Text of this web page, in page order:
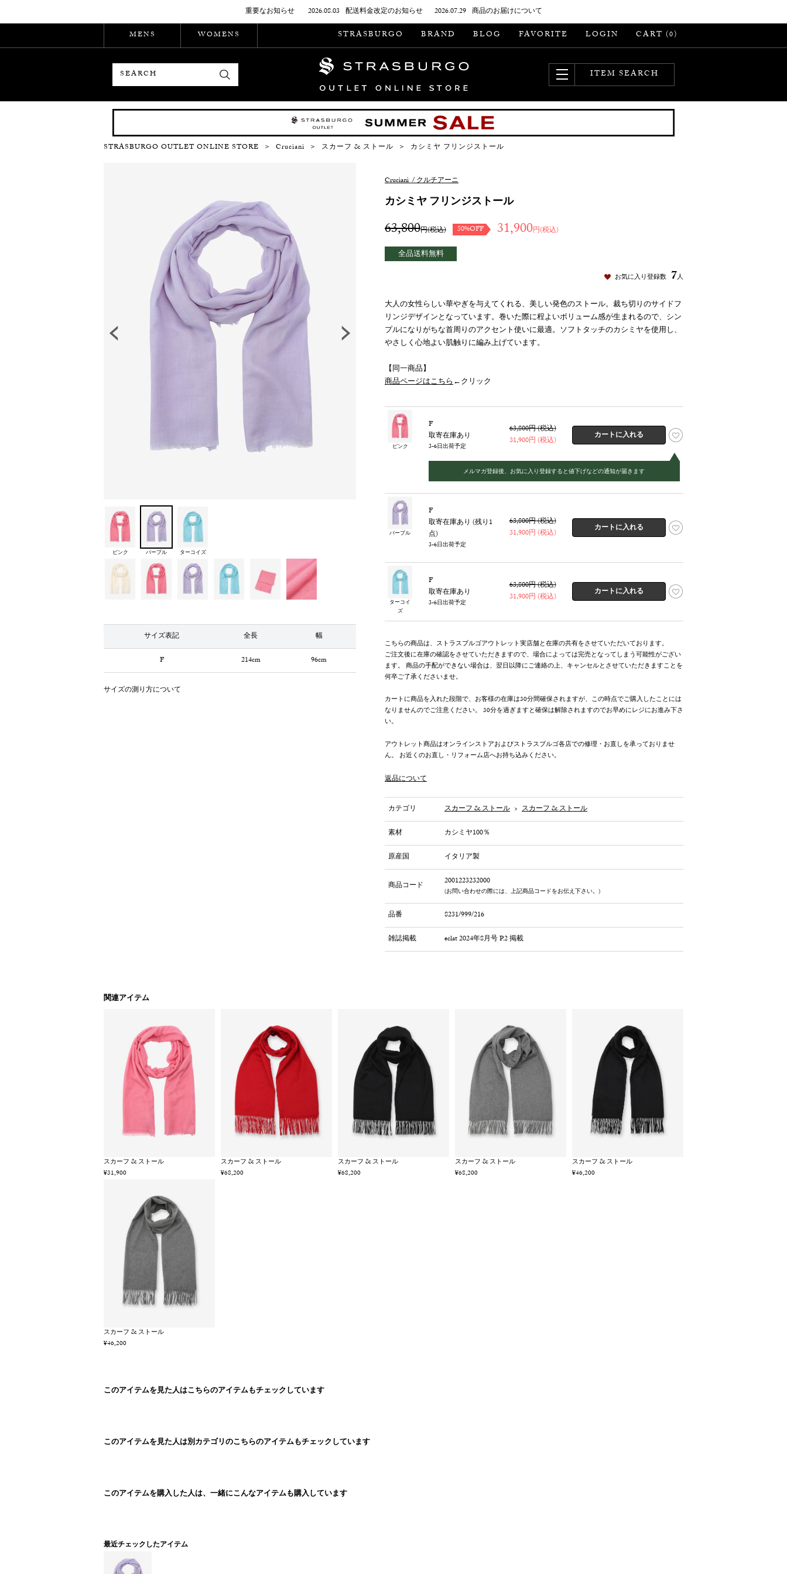
重要なお知らせ 2026.08.03 配送料金改定のお知らせ 2026.07.29 商品のお届けについて
MENS
WOMENS STRASBURGO BRAND BLOG FAVORITE LOGIN CART (0)
ITEM SEARCH
STRASBURGO OUTLET ONLINE STORE ＞ Cruciani ＞ スカーフ & ストール ＞ カシミヤ フリンジストール
ピンク パープル ターコイズ
サイズ表記 全長 幅
F 214cm 96cm
サイズの測り方について
Cruciani/クルチアーニ
カシミヤ フリンジストール
63,800円(税込) 50%OFF 31,900円(税込)
全品送料無料
お気に入り登録数 7人
大人の女性らしい華やぎを与えてくれる、美しい発色のストール。裁ち切りのサイドフ
リンジデザインとなっています。巻いた際に程よいボリューム感が生まれるので、シン
プルになりがちな首周りのアクセント使いに最適。ソフトタッチのカシミヤを使用し、
やさしく心地よい肌触りに編み上げています。
【同一商品】
商品ページはこちら←クリック
ピンク
F
取寄在庫あり
3-6日出荷予定
63,800円 (税込)
31,900円 (税込)
メルマガ登録後、お気に入り登録すると値下げなどの通知が届きます
パープル
F
取寄在庫あり (残り1
点)
3-6日出荷予定
63,800円 (税込)
31,900円 (税込)
ターコイ
ズ
F
取寄在庫あり
3-6日出荷予定
63,800円 (税込)
31,900円 (税込)
こちらの商品は、ストラスブルゴアウトレット実店舗と在庫の共有をさせていただいております。
ご注文後に在庫の確認をさせていただきますので、場合によっては完売となってしまう可能性がござい
ます。 商品の手配ができない場合は、翌日以降にご連絡の上、キャンセルとさせていただきますことを
何卒ご了承くださいませ。
カートに商品を入れた段階で、お客様の在庫は30分間確保されますが、この時点でご購入したことには
なりませんのでご注意ください。 30分を過ぎますと確保は解除されますのでお早めにレジにお進み下さ
い。
アウトレット商品はオンラインストアおよびストラスブルゴ各店での修理・お直しを承っておりませ
ん。 お近くのお直し・リフォーム店へお持ち込みください。
返品について
カテゴリ スカーフ & ストール > スカーフ & ストール
素材 カシミヤ100％
原産国 イタリア製
商品コード 2001223232000
(お問い合わせの際には、上記商品コードをお伝え下さい。)
品番 8231/999/216
雑誌掲載 eclat 2024年8月号 P.2 掲載
関連アイテム
スカーフ & ストール
¥31,900
スカーフ & ストール
¥68,200
スカーフ & ストール
¥68,200
スカーフ & ストール
¥68,200
スカーフ & ストール
¥46,200
スカーフ & ストール
¥46,200
このアイテムを見た人はこちらのアイテムもチェックしています
このアイテムを見た人は別カテゴリのこちらのアイテムもチェックしています
このアイテムを購入した人は、一緒にこんなアイテムも購入しています
最近チェックしたアイテム